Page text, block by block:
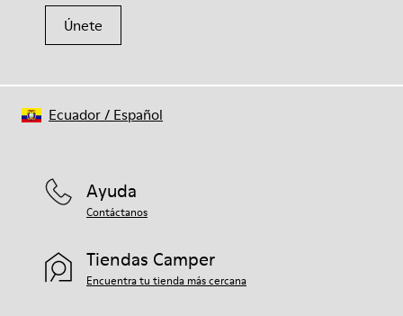
Únete
Ayuda
Contáctanos
Tiendas Camper
Encuentra tu tienda más cercana
Ecuador/ Español